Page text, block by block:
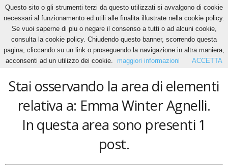
Home Tags Emma Winter Agnelli
Emma Winter Agnelli
Stai osservando la area di elementi
relativa a: Emma Winter Agnelli.
In questa area sono presenti 1
post.
Questo sito o gli strumenti terzi da questo utilizzati si avvalgono di cookie
necessari al funzionamento ed utili alle finalita illustrate nella cookie policy.
Se vuoi saperne di piu o negare il consenso a tutti o ad alcuni cookie,
consulta la cookie policy. Chiudendo questo banner, scorrendo questa
pagina, cliccando su un link o proseguendo la navigazione in altra maniera,
acconsenti ad un utilizzo dei cookie.
maggiori informazioni ACCETTA